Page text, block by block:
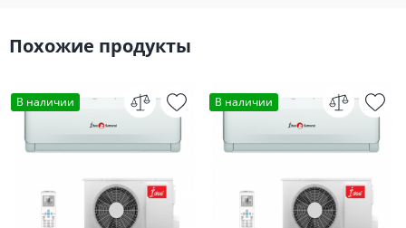
Похожие продукты
В наличии В наличии